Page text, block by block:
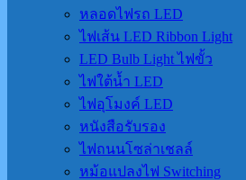
หลอดไฟรถ LED
ไฟเส้น LED Ribbon Light
LED Bulb Light ไฟขั้ว
ไฟใต้น้ำ LED
ไฟอุโมงค์ LED
หนังสือรับรอง
ไฟถนนโซล่าเชลล์
หม้อแปลงไฟ Switching